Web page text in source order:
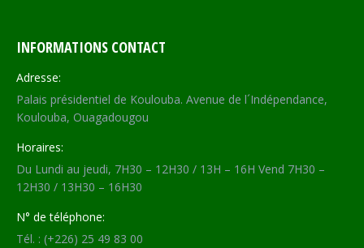
INFORMATIONS CONTACT
Adresse:
Palais présidentiel de Koulouba. Avenue de l´Indépendance,
Koulouba, Ouagadougou
Horaires:
Du Lundi au jeudi, 7H30 – 12H30 / 13H – 16H Vend 7H30 –
12H30 / 13H30 – 16H30
N° de téléphone:
Tél. : (+226) 25 49 83 00